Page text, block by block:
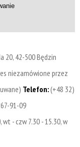
20, 42-500 Będzin
niezamówione przez
Telefon:(+48 32)
91-09
wt - czw 7.30 - 15.30, w